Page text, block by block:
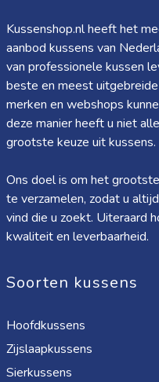
Kussenshop.nl heeft het
aanbod kussens van
van professionele kussen
beste en meest
merken en webshops
deze manier heeft u niet
grootste keuze uit kussens.
Ons doel is om het
te verzamelen, zodat u
vind die u zoekt. Uiteraard
kwaliteit en leverbaarheid.
Soorten kussens
Hoofdkussens
Zijslaapkussens
Sierkussens